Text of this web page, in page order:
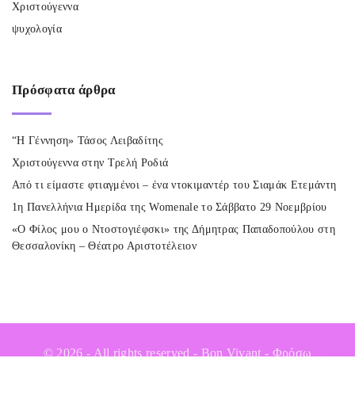
Χριστούγεννα
ψυχολογία
Πρόσφατα άρθρα
“Η Γέννηση» Τάσος Λειβαδίτης
Χριστούγεννα στην Τρελή Ροδιά
Από τι είμαστε φτιαγμένοι – ένα ντοκιμαντέρ του Σιαμάκ Ετεμάντη
1η Πανελλήνια Ημερίδα της Womenale το Σάββατο 29 Νοεμβρίου
«Ο Φίλος μου ο Ντοστογιέφσκι» της Δήμητρας Παπαδοπούλου στη
Θεσσαλονίκη – Θέατρο Αριστοτέλειον
© 2026 - All rights reserved - Bon Vivant - Φρόσω